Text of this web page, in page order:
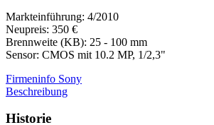
Markteinführung: 4/2010
Neupreis: 350 €
Brennweite (KB): 25 - 100 mm
Sensor: CMOS mit 10.2 MP, 1/2,3"
Firmeninfo Sony
Beschreibung
Historie